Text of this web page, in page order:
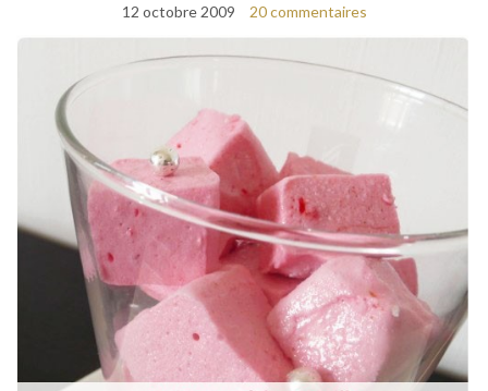
12 octobre 2009 20 commentaires